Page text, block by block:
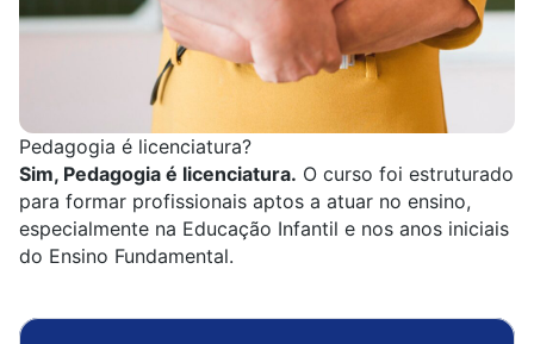
Pedagogia é licenciatura?
Sim, Pedagogia é licenciatura. O curso foi estruturado
para formar profissionais aptos a atuar no ensino,
especialmente na Educação Infantil e nos anos iniciais
do Ensino Fundamental.